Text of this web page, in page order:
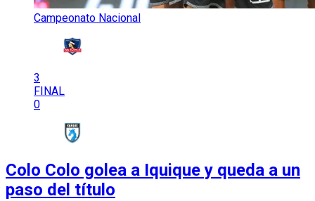
Campeonato Nacional
3
FINAL
0
Colo Colo golea a Iquique y queda a un
paso del título